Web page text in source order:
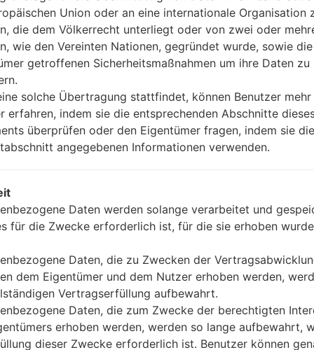
Union oder an eine internationale Organisation
die dem Völkerrecht unterliegt oder von zwei oder
wie den Vereinten Nationen, gegründet wurde, sowie
getroffenen Sicherheitsmaßnahmen um ihre Daten zu
solche Übertragung stattfindet, können Benutzer mehr
erfahren, indem sie die entsprechenden Abschnitte
überprüfen oder den Eigentümer fragen, indem sie
angegebenen Informationen verwenden.
Daten werden solange verarbeitet und
für die Zwecke erforderlich ist, für die sie erhoben
Daten, die zu Zwecken der
dem Eigentümer und dem Nutzer erhoben werden,
Vertragserfüllung aufbewahrt.
Daten, die zum Zwecke der berechtigten
erhoben werden, werden so lange aufbewahrt,
dieser Zwecke erforderlich ist. Benutzer können